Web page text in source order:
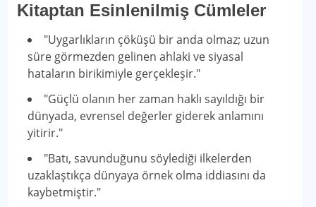
Kitaptan Esinlenilmiş Cümleler
"Uygarlıkların çöküşü bir anda olmaz; uzun
süre görmezden gelinen ahlaki ve siyasal
hataların birikimiyle gerçekleşir."
"Güçlü olanın her zaman haklı sayıldığı bir
dünyada, evrensel değerler giderek anlamını
yitirir."
"Batı, savunduğunu söylediği ilkelerden
uzaklaştıkça dünyaya örnek olma iddiasını da
kaybetmiştir."